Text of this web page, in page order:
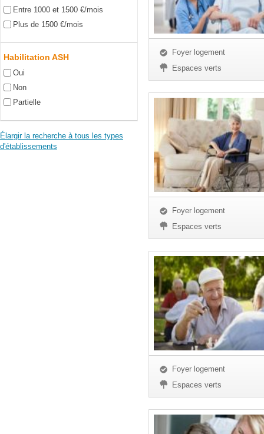
Entre 1000 et 1500 €/mois
Plus de 1500 €/mois
Habilitation ASH
Oui
Non
Partielle
Élargir la recherche à tous les types
d'établissements
Foyer logement
Espaces verts
Foyer logement
Espaces verts
Foyer logement
Espaces verts